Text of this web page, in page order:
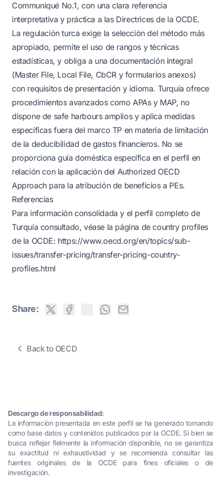
Communiqué No.1, con una clara referencia
interpretativa y práctica a las Directrices de la OCDE.
La regulación turca exige la selección del método más
apropiado, permite el uso de rangos y técnicas
estadísticas, y obliga a una documentación integral
(Master File, Local File, CbCR y formularios anexos)
con requisitos de presentación y idioma. Turquía ofrece
procedimientos avanzados como APAs y MAP, no
dispone de safe harbours amplios y aplica medidas
específicas fuera del marco TP en materia de limitación
de la deducibilidad de gastos financieros. No se
proporciona guía doméstica específica en el perfil en
relación con la aplicación del Authorized OECD
Approach para la atribución de beneficios a PEs.
Referencias
Para información consolidada y el perfil completo de
Turquía consultado, véase la página de country profiles
de la OCDE: https://www.oecd.org/en/topics/sub-
issues/transfer-pricing/transfer-pricing-country-
profiles.html
Share:
Back to OECD
Descargo de responsabilidad:
La información presentada en este perfil se ha generado tomando
como base datos y contenidos publicados por la OCDE. Si bien se
busca reflejar fielmente la información disponible, no se garantiza
su exactitud ni exhaustividad y se recomienda consultar las
fuentes originales de la OCDE para fines oficiales o de
investigación.